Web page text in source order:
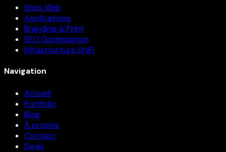
Sites Web
Applications
Branding & Print
SEO Optimisation
Infrastructure UniFi
Navigation
Accueil
Portfolio
Blog
À propos
Contact
Devis